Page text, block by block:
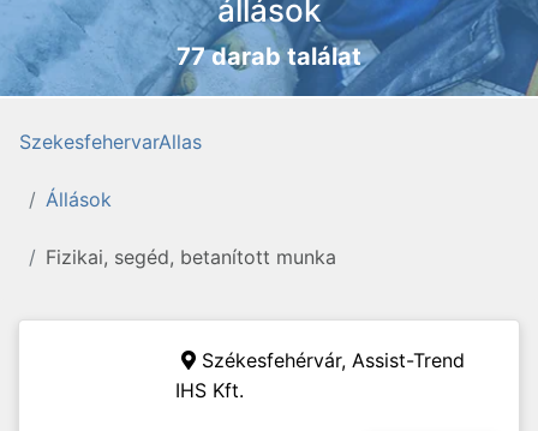
állások
77 darab találat
SzekesfehervarAllas
Állások
Fizikai, segéd, betanított munka
Székesfehérvár, Assist-Trend
IHS Kft.